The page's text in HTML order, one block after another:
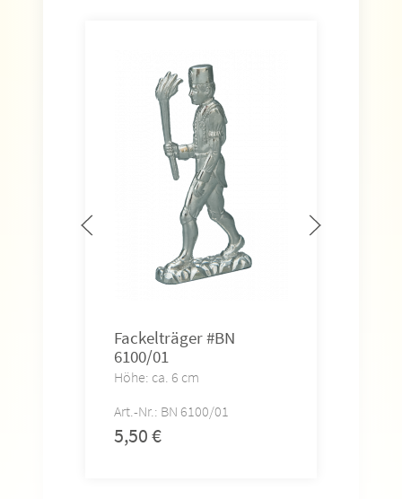
Fackelträger #BN
6100/01
Höhe: ca. 6 cm
Art.-Nr.: BN 6100/01
5,50€